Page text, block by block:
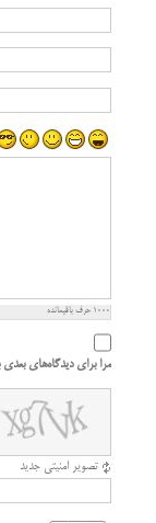
1000 حرف باقیمانده
مرا برای دیدگاه‌های بعدی
تصویر امنیتی جدید